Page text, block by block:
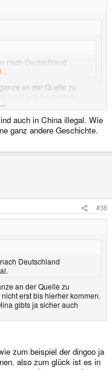
nach Deutschland
an der Quelle zu
in CHina gibts ja
auch nicht.
das Ziel bekämpfen, da es je
auch in China illegal. Wie
ganz andere Geschichte.
#38
Deutschland
an der Quelle zu
erst bis hierher kommen.
gibts ja sicher auch
zum beispiel der dingoo ja
also zum glück ist es in